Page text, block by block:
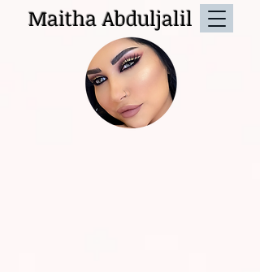
Maitha Abduljalil